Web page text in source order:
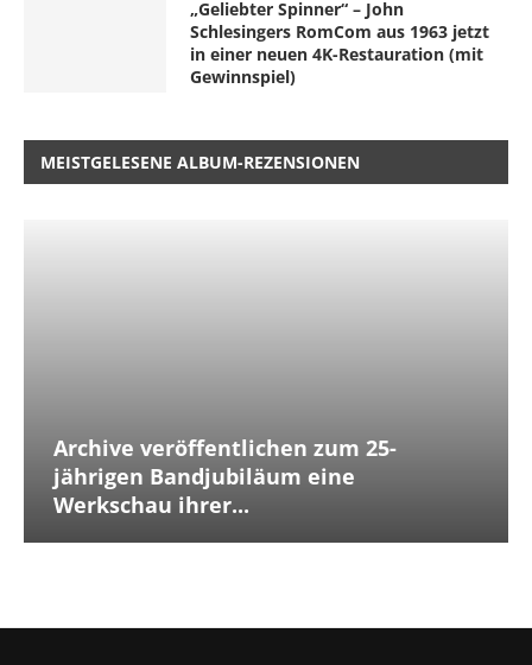
„Geliebter Spinner“ – John
Schlesingers RomCom aus 1963 jetzt
in einer neuen 4K-Restauration (mit
Gewinnspiel)
MEISTGELESENE ALBUM-REZENSIONEN
Archive veröffentlichen zum 25-
jährigen Bandjubiläum eine
Werkschau ihrer...